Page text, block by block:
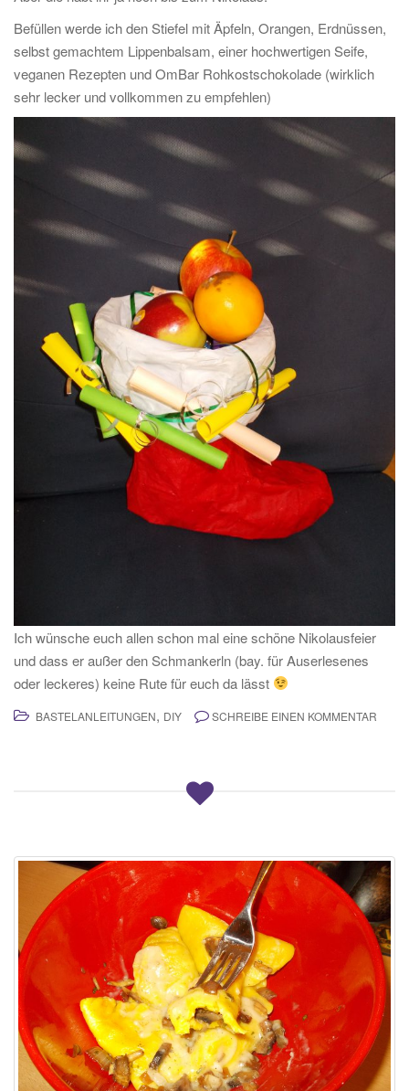
Befüllen werde ich den Stiefel mit Äpfeln, Orangen, Erdnüssen,
selbst gemachtem Lippenbalsam, einer hochwertigen Seife,
veganen Rezepten und OmBar Rohkostschokolade (wirklich
sehr lecker und vollkommen zu empfehlen)
Ich wünsche euch allen schon mal eine schöne Nikolausfeier
und dass er außer den Schmankerln (bay. für Auserlesenes
oder leckeres) keine Rute für euch da lässt
BASTELANLEITUNGEN, DIY SCHREIBE EINEN KOMMENTAR